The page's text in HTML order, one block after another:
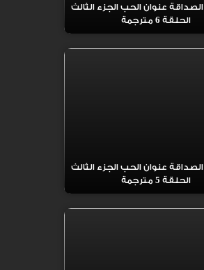
عنوان الحب الجزء الثالث
الحلقة 6 مترجمة
عنوان الحب الجزء الثالث
الحلقة 5 مترجمة